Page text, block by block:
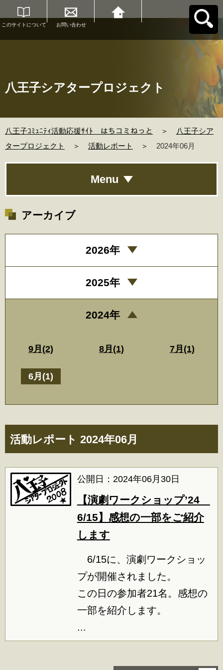
このサイトについて お問い合わせ
八王子シアタープロジェクト
八王子ｺﾐｭﾆﾃｨ活動応援ｻｲﾄ はちコミねっと ＞
八王子シア
タープロジェクト
＞ 活動レポート ＞ 2024年06月
活動レポート 2024年06月
公開日：2024年06月30日
【演劇ワークショップ’24
6/15】感想の一部をご紹介
します
6/15に、演劇ワークショッ
プが開催されました。
この日の参加者21名。感想の
一部を紹介します。
...
Menu
アーカイブ
2026年
2025年
2024年
9月(2) 8月(1) 7月(1)
6月(1)